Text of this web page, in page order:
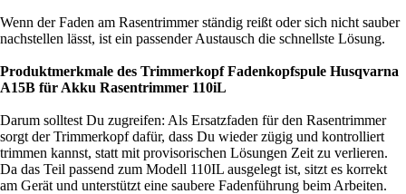
Wenn der Faden am Rasentrimmer ständig reißt oder sich nicht sauber
nachstellen lässt, ist ein passender Austausch die schnellste Lösung.
Produktmerkmale des Trimmerkopf Fadenkopfspule Husqvarna
A15B für Akku Rasentrimmer 110iL
Darum solltest Du zugreifen: Als Ersatzfaden für den Rasentrimmer
sorgt der Trimmerkopf dafür, dass Du wieder zügig und kontrolliert
trimmen kannst, statt mit provisorischen Lösungen Zeit zu verlieren.
Da das Teil passend zum Modell 110IL ausgelegt ist, sitzt es korrekt
am Gerät und unterstützt eine saubere Fadenführung beim Arbeiten.